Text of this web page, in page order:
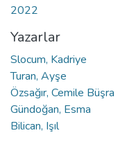
2022
Yazarlar
Slocum, Kadriye
Turan, Ayşe
Özsağır, Cemile Büşra
Gündoğan, Esma
Bilican, Işıl